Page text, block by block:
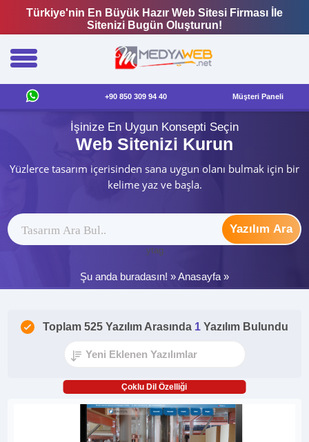
Türkiye'nin En Büyük Hazır Web Sitesi Firması İle
Sitenizi Bugün Oluşturun!
+90 850 309 94 40 Müşteri Paneli
İşinize En Uygun Konsepti Seçin
Web Sitenizi Kurun
Yüzlerce tasarım içerisinden sana uygun olanı bulmak için bir
kelime yaz ve başla.
Yazılım Ara
ytag
Şu anda buradasın! »Anasayfa »
Toplam 525 Yazılım Arasında 1 Yazılım Bulundu
Çoklu Dil Özelliği